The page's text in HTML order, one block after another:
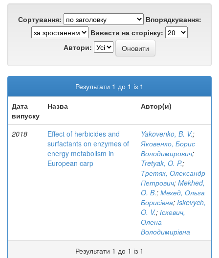
Сортування:
Впорядкування:
Вивести на сторінку:
Автори:
Результати 1 до 1 із 1
Дата
випуску
Назва Автор(и)
2018
Effect of herbicides and
surfactants on enzymes of
energy metabolism in
European carp
Yakovenko, B. V.;
Яковенко, Борис
Володимирович;
Tretyak, O. P.;
Третяк, Олександр
Петрович; Mekhed,
O. B.; Мехед, Ольга
Борисівна; Iskevych,
O. V.; Іскевич,
Олена
Володимирівна
Результати 1 до 1 із 1